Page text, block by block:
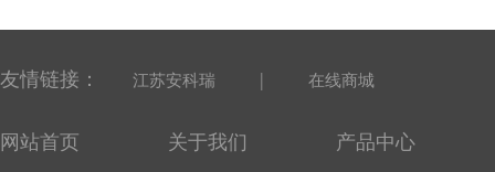
友情链接： 江苏安科瑞 | 在线商城
网站首页 关于我们 产品中心